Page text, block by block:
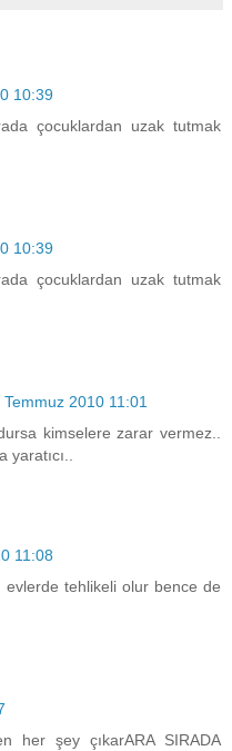
10:39
çocuklardan uzak tutmak
10:39
çocuklardan uzak tutmak
Temmuz 2010 11:01
kimselere zarar vermez..
yaratıcı..
11:08
evlerde tehlikeli olur bence de
her şey çıkarARA SIRADA